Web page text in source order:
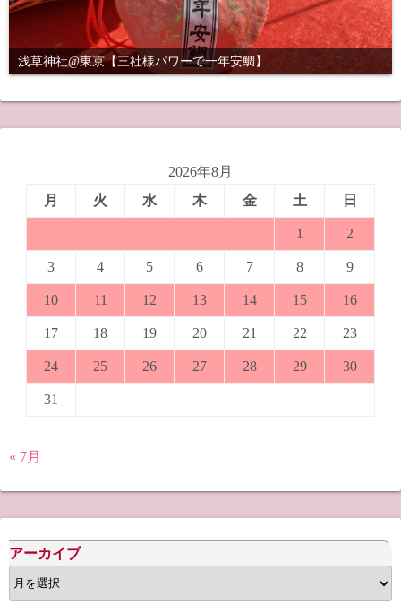
浅草神社@東京【三社様パワーで一年安鯛】
2026年8月
月
火 水 木 金 土 日
1 2
3 4 5 6 7 8 9
10 11 12 13 14 15 16
17 18 19 20 21 22 23
24 25 26 27 28 29 30
31
« 7月
アーカイブ
ア
ー